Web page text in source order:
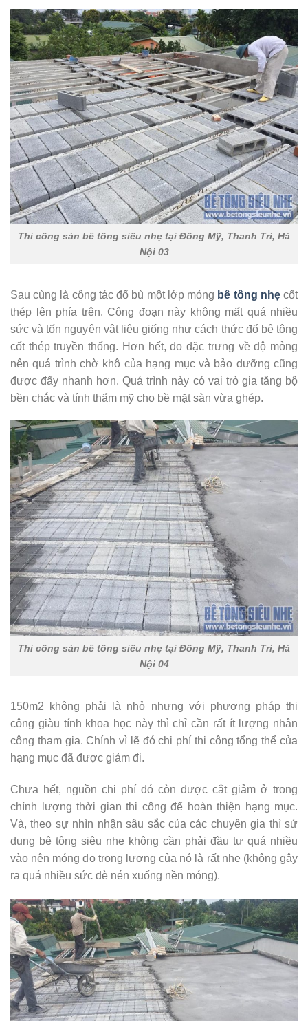
Thi công sàn bê tông siêu nhẹ tại Đông Mỹ, Thanh Trì, Hà
Nội 03
Sau cùng là công tác đổ bù một lớp mỏng bê tông nhẹcốt
thép lên phía trên. Công đoạn này không mất quá nhiều
sức và tốn nguyên vật liệu giống như cách thức đổ bê tông
cốt thép truyền thống. Hơn hết, do đặc trưng về độ mỏng
nên quá trình chờ khô của hạng mục và bảo dưỡng cũng
được đẩy nhanh hơn. Quá trình này có vai trò gia tăng bộ
bền chắc và tính thẩm mỹ cho bề mặt sàn vừa ghép.
Thi công sàn bê tông siêu nhẹ tại Đông Mỹ, Thanh Trì, Hà
Nội 04
150m2 không phải là nhỏ nhưng với phương pháp thi
công giàu tính khoa học này thì chỉ cần rất ít lượng nhân
công tham gia. Chính vì lẽ đó chi phí thi công tổng thể của
hạng mục đã được giảm đi.
Chưa hết, nguồn chi phí đó còn được cắt giảm ở trong
chính lượng thời gian thi công để hoàn thiện hạng mục.
Và, theo sự nhìn nhận sâu sắc của các chuyên gia thì sử
dụng bê tông siêu nhẹ không cần phải đầu tư quá nhiều
vào nên móng do trọng lượng của nó là rất nhẹ (không gây
ra quá nhiều sức đè nén xuống nền móng).